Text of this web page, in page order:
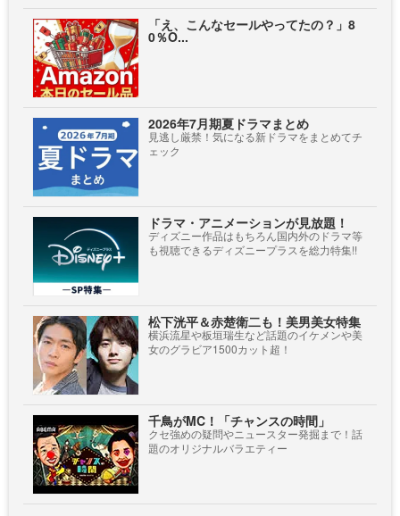
「え、こんなセールやってたの？」8
0％O...
2026年7月期夏ドラマまとめ
見逃し厳禁！気になる新ドラマをまとめてチ
ェック
ドラマ・アニメーションが見放題！
ディズニー作品はもちろん国内外のドラマ等
も視聴できるディズニープラスを総力特集!!
松下洸平＆赤楚衛二も！美男美女特集
横浜流星や板垣瑞生など話題のイケメンや美
女のグラビア1500カット超！
千鳥がMC！「チャンスの時間」
クセ強めの疑問やニュースター発掘まで！話
題のオリジナルバラエティー